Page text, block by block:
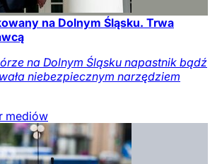
na Dolnym Śląsku. Trwa
na Dolnym Śląsku napastnik bądź
niebezpiecznym narzędziem
mediów